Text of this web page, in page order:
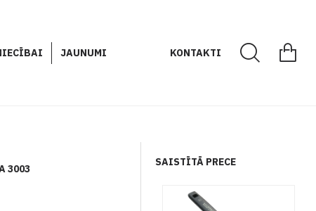
JAUNUMI KONTAKTI
3003
SAISTĪTĀ PRECE